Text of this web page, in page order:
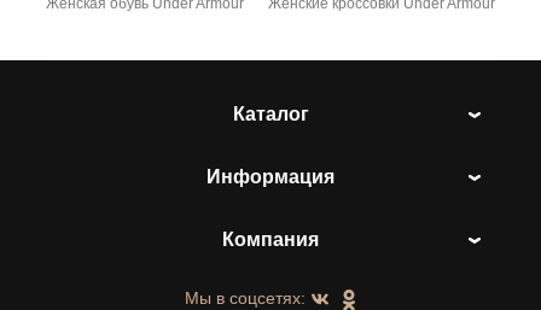
Женская обувь Under Armour Женские кроссовки Under Armour
Каталог
Информация
Компания
Мы в соцсетях: